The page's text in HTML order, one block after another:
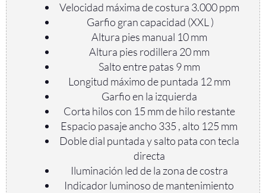
Velocidad máxima de costura 3.000 ppm
Garfio gran capacidad (XXL )
Altura pies manual 10 mm
Altura pies rodillera 20 mm
Salto entre patas 9 mm
Longitud máximo de puntada 12 mm
Garfio en la izquierda
Corta hilos con 15 mm de hilo restante
Espacio pasaje ancho 335 , alto 125 mm
Doble dial puntada y salto pata con tecla
directa
Iluminación led de la zona de costra
Indicador luminoso de mantenimiento